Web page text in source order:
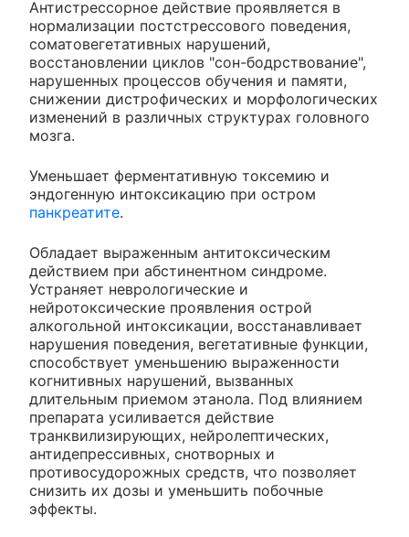
Антистрессорное действие проявляется в
нормализации постстрессового поведения,
соматовегетативных нарушений,
восстановлении циклов "сон-бодрствование",
нарушенных процессов обучения и памяти,
снижении дистрофических и морфологических
изменений в различных структурах головного
мозга.
Уменьшает ферментативную токсемию и
эндогенную интоксикацию при остром
панкреатите.
Обладает выраженным антитоксическим
действием при абстинентном синдроме.
Устраняет неврологические и
нейротоксические проявления острой
алкогольной интоксикации, восстанавливает
нарушения поведения, вегетативные функции,
способствует уменьшению выраженности
когнитивных нарушений, вызванных
длительным приемом этанола. Под влиянием
препарата усиливается действие
транквилизирующих, нейролептических,
антидепрессивных, снотворных и
противосудорожных средств, что позволяет
снизить их дозы и уменьшить побочные
эффекты.